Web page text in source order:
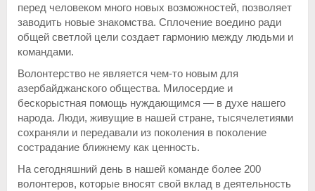
перед человеком много новых возможностей, позволяет
заводить новые знакомства. Сплочение воедино ради
общей светлой цели создает гармонию между людьми и
командами.
Волонтерство не является чем-то новым для
азербайджанского общества. Милосердие и
бескорыстная помощь нуждающимся — в духе нашего
народа. Люди, живущие в нашей стране, тысячелетиями
сохраняли и передавали из поколения в поколение
сострадание ближнему как ценность.
На сегодняшний день в нашей команде более 200
волонтеров, которые вносят свой вклад в деятельность